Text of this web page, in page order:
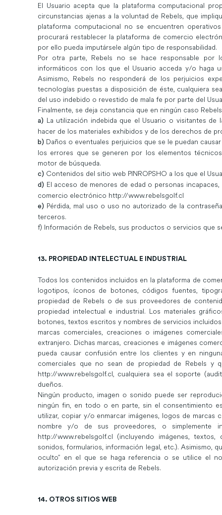
El Usuario acepta que la plataforma computacional
circunstancias ajenas a la voluntad de Rebels, que
plataforma computacional no se encuentren
procurará restablecer la plataforma de comercio
por ello pueda imputársele algún tipo de responsabilidad.
Por otra parte, Rebels no se hace responsable por
informáticos con los que el Usuario acceda y/o haga
Asimismo, Rebels no responderá de los perjuicios
tecnologías puestas a disposición de éste, cualquiera
del uso indebido o revestido de mala fe por parte del
Finalmente, se deja constancia que en ningún caso
a) La utilización indebida que el Usuario o visitantes
hacer de los materiales exhibidos y de los derechos de
b) Daños o eventuales perjuicios que se le puedan
los errores que se generen por los elementos
motor de búsqueda.
c) Contenidos del sitio web PINROPSHO a los que el
d) El acceso de menores de edad o personas
comercio electrónico http://www.rebelsgolf.cl
e) Pérdida, mal uso o uso no autorizado de la
terceros.
f) Información de Rebels, sus productos o servicios que
13. PROPIEDAD INTELECTUAL E INDUSTRIAL
Todos los contenidos incluidos en la plataforma de
logotipos, íconos de botones, códigos fuentes,
propiedad de Rebels o de sus proveedores de
propiedad intelectual e industrial. Los materiales
botones, textos escritos y nombres de servicios
marcas comerciales, creaciones o imágenes
extranjero. Dichas marcas, creaciones e imágenes
pueda causar confusión entre los clientes y en
comerciales que no sean de propiedad de Rebels y
http://www.rebelsgolf.cl, cualquiera sea el soporte
dueños.
Ningún producto, imagen o sonido puede ser
ningún fin, en todo o en parte, sin el consentimiento
utilizar, copiar y/o enmarcar imágenes, logos de
nombre y/o de sus proveedores, o simplemente
http://www.rebelsgolf.cl (incluyendo imágenes,
sonidos, formularios, información legal, etc.). Asimismo,
oculto” en el que se haga referencia o se utilice el
autorización previa y escrita de Rebels.
14. OTROS SITIOS WEB